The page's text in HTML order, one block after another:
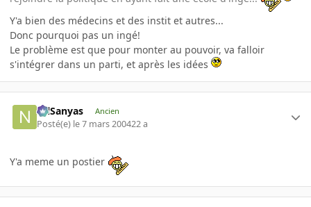
Y'a bien des médecins et des instit et autres...
Donc pourquoi pas un ingé!
Le problème est que pour monter au pouvoir, va falloir
s'intégrer dans un parti, et après les idées
NilSanyas Ancien
Posté(e) le 7 mars 200422 a
Y'a meme un postier